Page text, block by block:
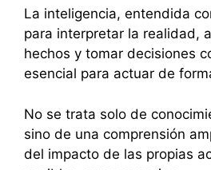
La inteligencia, entendida
para interpretar la realidad,
hechos y tomar decisiones
esencial para actuar de
No se trata solo de
sino de una comprensión
del impacto de las propias